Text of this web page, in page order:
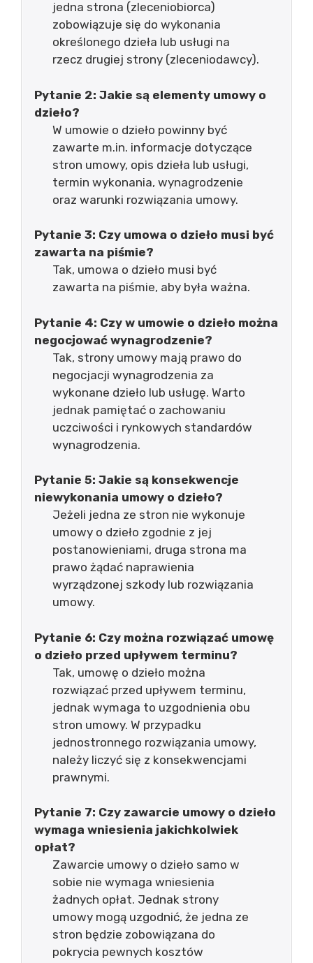
jedna strona (zleceniobiorca)
zobowiązuje się do wykonania
określonego dzieła lub usługi na
rzecz drugiej strony (zleceniodawcy).
Pytanie 2: Jakie są elementy umowy o
dzieło?
W umowie o dzieło powinny być
zawarte m.in. informacje dotyczące
stron umowy, opis dzieła lub usługi,
termin wykonania, wynagrodzenie
oraz warunki rozwiązania umowy.
Pytanie 3: Czy umowa o dzieło musi być
zawarta na piśmie?
Tak, umowa o dzieło musi być
zawarta na piśmie, aby była ważna.
Pytanie 4: Czy w umowie o dzieło można
negocjować wynagrodzenie?
Tak, strony umowy mają prawo do
negocjacji wynagrodzenia za
wykonane dzieło lub usługę. Warto
jednak pamiętać o zachowaniu
uczciwości i rynkowych standardów
wynagrodzenia.
Pytanie 5: Jakie są konsekwencje
niewykonania umowy o dzieło?
Jeżeli jedna ze stron nie wykonuje
umowy o dzieło zgodnie z jej
postanowieniami, druga strona ma
prawo żądać naprawienia
wyrządzonej szkody lub rozwiązania
umowy.
Pytanie 6: Czy można rozwiązać umowę
o dzieło przed upływem terminu?
Tak, umowę o dzieło można
rozwiązać przed upływem terminu,
jednak wymaga to uzgodnienia obu
stron umowy. W przypadku
jednostronnego rozwiązania umowy,
należy liczyć się z konsekwencjami
prawnymi.
Pytanie 7: Czy zawarcie umowy o dzieło
wymaga wniesienia jakichkolwiek
opłat?
Zawarcie umowy o dzieło samo w
sobie nie wymaga wniesienia
żadnych opłat. Jednak strony
umowy mogą uzgodnić, że jedna ze
stron będzie zobowiązana do
pokrycia pewnych kosztów